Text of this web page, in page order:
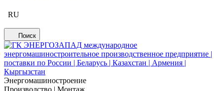
RU
Поиск
Энергомашиностроение
Производство | Монтаж